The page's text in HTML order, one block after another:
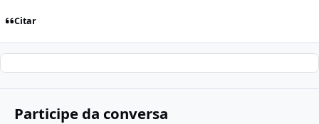
Citar
Participe da conversa